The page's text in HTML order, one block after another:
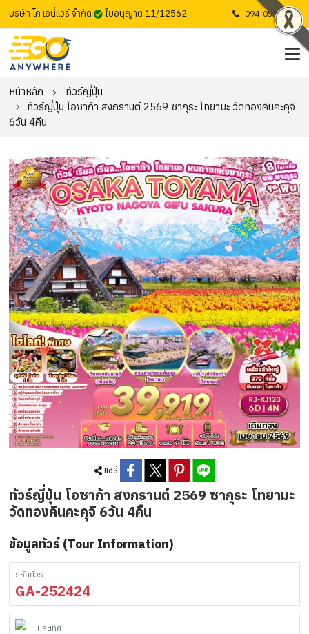
บริษัท โก เอนี่แวร์ จำกัด ใบอนุญาต 11/12562 094-053-1725
หน้าหลัก
ทัวร์ญี่ปุ่น
ทัวร์ญี่ปุ่น โอซาก้า สงกรานต์ 2569 ซากุระ โทยามะ วัดทองคินคะคุจิ
6วัน 4คืน
แชร์
ทัวร์ญี่ปุ่น โอซาก้า สงกรานต์ 2569 ซากุระ โทยามะ
วัดทองคินคะคุจิ 6วัน 4คืน
ข้อมูลทัวร์ (Tour Information)
รหัสทัวร์
GA-252424
ประเทศ